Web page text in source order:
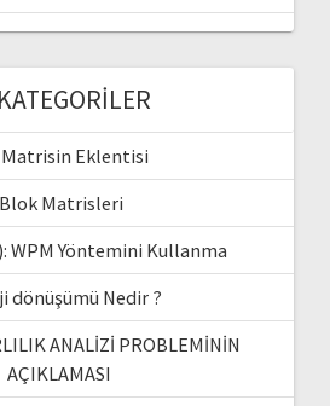
KATEGORILER
Eklentisi
Blok Matrisleri
WPM Yöntemini Kullanma
dönüşümü Nedir ?
ANALİZİ PROBLEMİNİN
AÇIKLAMASI